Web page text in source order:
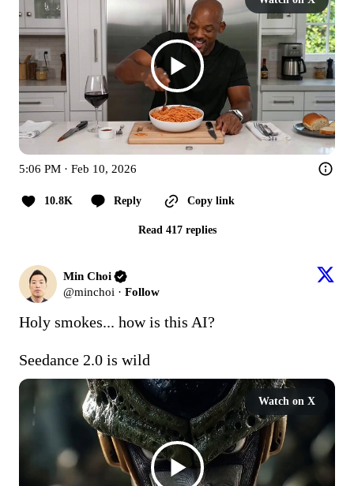
5:06 PM · Feb 10, 2026
10.8K Reply Copy link
Read 417 replies
Min Choi
@minchoi · Follow
Holy smokes... how is this AI?
Seedance 2.0 is wild
Watch on X